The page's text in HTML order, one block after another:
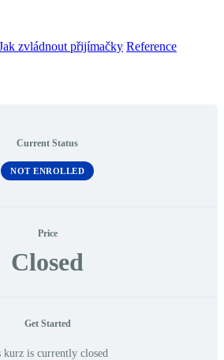
zvládnout přijímačky Reference
Current Status
NOT ENROLLED
Price
Closed
Get Started
kurz is currently closed